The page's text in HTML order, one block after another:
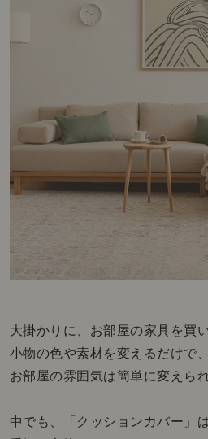
大掛かりに、お部屋の家具を買
小物の色や素材を変えるだけで、
お部屋の雰囲気は簡単に変えら
中でも、「クッションカバー」は